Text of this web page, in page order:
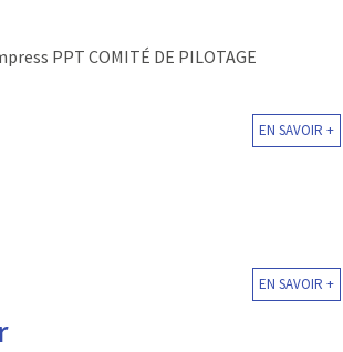
PPT COMITÉ DE PILOTAGE
EN SAVOIR +
EN SAVOIR +